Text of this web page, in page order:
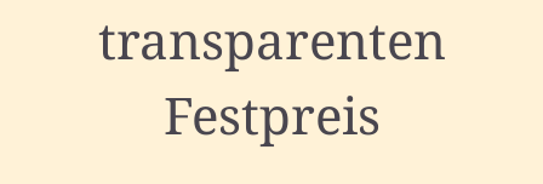
transparenten
Festpreis